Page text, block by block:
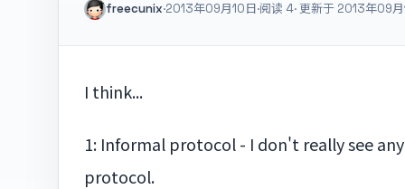
freecunix·2013年09月10日·阅读 4· 更新于 2013年09
I think...
1: Informal protocol - I don't really see
protocol.